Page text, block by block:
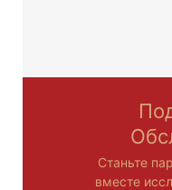
Станьте
вместе